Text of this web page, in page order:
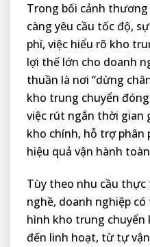
Trong bối cảnh
càng yêu cầu tốc độ,
phí, việc hiểu rõ kho
lợi thế lớn cho doanh
thuần là nơi “dừng
kho trung chuyển
việc rút ngắn thời gian
kho chính, hỗ trợ phân
hiệu quả vận hành
Tùy theo nhu cầu thực
nghề, doanh nghiệp
hình kho trung chuyển
đến linh hoạt, từ tự